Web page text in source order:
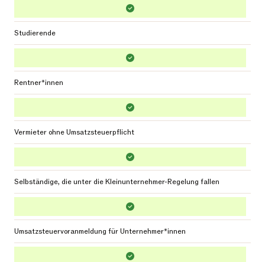
Studierende
Rentner*innen
Vermieter ohne Umsatzsteuerpflicht
Selbständige, die unter die Kleinunternehmer-Regelung fallen
Umsatzsteuervoranmeldung für Unternehmer*innen